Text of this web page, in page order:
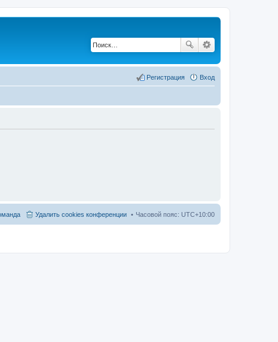
Вход
Регистрация
Часовой пояс: UTC+10:00
Удалить cookies конференции